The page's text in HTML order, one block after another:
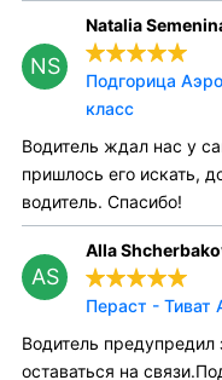
NS
Natalia
Подгорица
класс
Водитель ждал нас у
пришлось его искать,
водитель. Спасибо!
AS
Alla
Пераст - Тиват
Водитель предупредил
оставаться на